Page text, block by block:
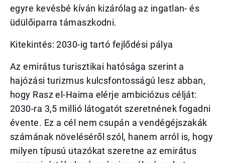
egyre kevésbé kíván kizárólag az ingatlan- és
üdülőiparra támaszkodni.
Kitekintés: 2030-ig tartó fejlődési pálya
Az emirátus turisztikai hatósága szerint a
hajózási turizmus kulcsfontosságú lesz abban,
hogy Rasz el-Haima elérje ambiciózus célját:
2030-ra 3,5 millió látogatót szeretnének fogadni
évente. Ez a cél nem csupán a vendégéjszakák
számának növeléséről szól, hanem arról is, hogy
milyen típusú utazókat szeretne az emirátus